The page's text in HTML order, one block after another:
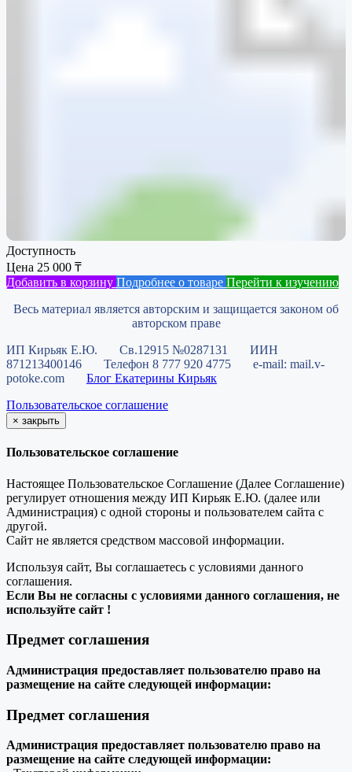
Доступность
Цена 25 000 ₸
Добавить в корзину Подробнее о товаре Перейти к изучению
Весь материал является авторским и защищается законом об
авторском праве
ИП Кирьяк Е.Ю. Св.12915 №0287131 ИИН
871213400146 Телефон 8 777 920 4775 e-mail: mail.v-
potoke.com Блог Екатерины Кирьяк
Пользовательское соглашение
× закрыть
Пользовательское соглашение
Настоящее Пользовательское Соглашение (Далее Соглашение)
регулирует отношения между ИП Кирьяк Е.Ю. (далее или
Администрация) с одной стороны и пользователем сайта с
другой.
Сайт не является средством массовой информации.
Используя сайт, Вы соглашаетесь с условиями данного
соглашения.
Если Вы не согласны с условиями данного соглашения, не
используйте сайт !
Предмет соглашения
Администрация предоставляет пользователю право на
размещение на сайте следующей информации:
Предмет соглашения
Администрация предоставляет пользователю право на
размещение на сайте следующей информации: